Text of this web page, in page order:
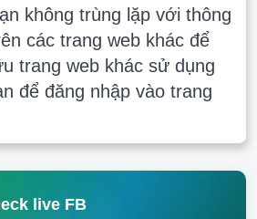
không trùng lặp với thông
các trang web khác để
trang web khác sử dụng
để đăng nhập vào trang
live FB